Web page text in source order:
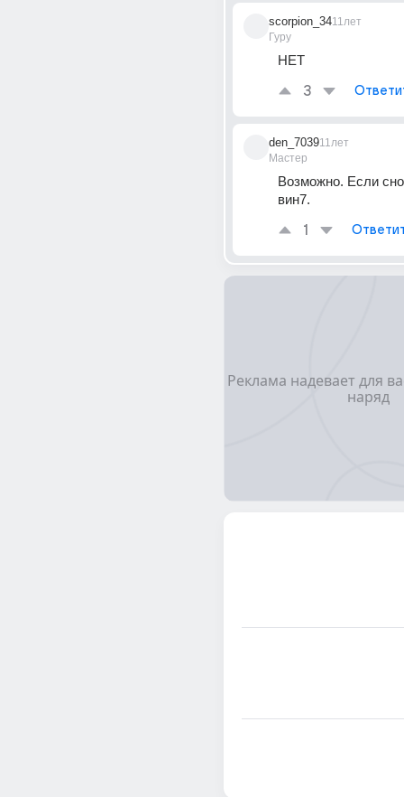
scorpion_34
Гуру
11лет
НЕТ
3
den_7039
Мастер
11лет
Возможно. Если
вин7.
1